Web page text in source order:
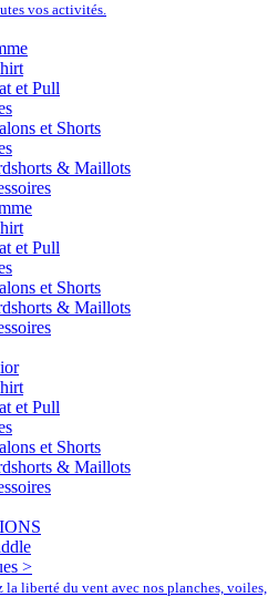
vos activités.
et Pull
et Shorts
& Maillots
et Pull
et Shorts
& Maillots
et Pull
et Shorts
& Maillots
>
la liberté du vent avec nos planches, voiles,